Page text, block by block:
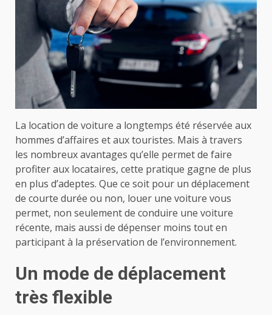
La location de voiture a longtemps été réservée aux
hommes d’affaires et aux touristes. Mais à travers
les nombreux avantages qu’elle permet de faire
profiter aux locataires, cette pratique gagne de plus
en plus d’adeptes. Que ce soit pour un déplacement
de courte durée ou non, louer une voiture vous
permet, non seulement de conduire une voiture
récente, mais aussi de dépenser moins tout en
participant à la préservation de l’environnement.
Un mode de déplacement
très flexible